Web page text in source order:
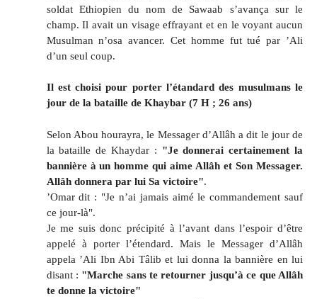
soldat Ethiopien du nom de Sawaab s’avança sur le
champ. Il avait un visage effrayant et en le voyant aucun
Musulman n’osa avancer. Cet homme fut tué par ’Ali
d’un seul coup.
Il est choisi pour porter l’étandard des musulmans le
jour de la bataille de Khaybar (7 H ; 26 ans)
Selon Abou hourayra, le Messager d’Allâh a dit le jour de
la bataille de Khaydar : "Je donnerai certainement la
bannière à un homme qui aime Allâh et Son Messager.
Allâh donnera par lui Sa victoire".
’Omar dit : "Je n’ai jamais aimé le commandement sauf
ce jour-là".
Je me suis donc précipité à l’avant dans l’espoir d’être
appelé à porter l’étendard. Mais le Messager d’Allâh
appela ’Ali Ibn Abi Tâlib et lui donna la bannière en lui
disant : "Marche sans te retourner jusqu’à ce que Allâh
te donne la victoire"